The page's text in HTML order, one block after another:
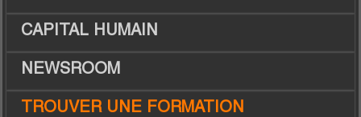
CAPITAL HUMAIN
NEWSROOM
TROUVER UNE FORMATION